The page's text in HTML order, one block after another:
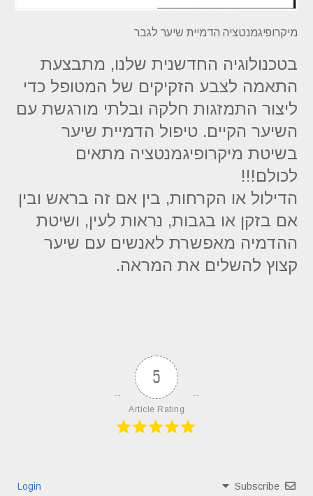
מיקרופיגמנטציה הדמיית שיער לגבר
בטכנולוגיה החדשנית שלנו, מתבצעת
התאמה לצבע הזקיקים של המטופל כדי
ליצור התמזגות חלקה ובלתי מורגשת עם
השיער הקיים. טיפול הדמיית שיער
בשיטת מיקרופיגמנטציה מתאים
לכולם!!!
הדילול או הקרחות, בין אם זה בראש ובין
אם בזקן או בגבות, נראות לעין, ושיטת
ההדמיה מאפשרת לאנשים עם שיער
קצוץ להשלים את המראה.
5
Article Rating
Subscribe